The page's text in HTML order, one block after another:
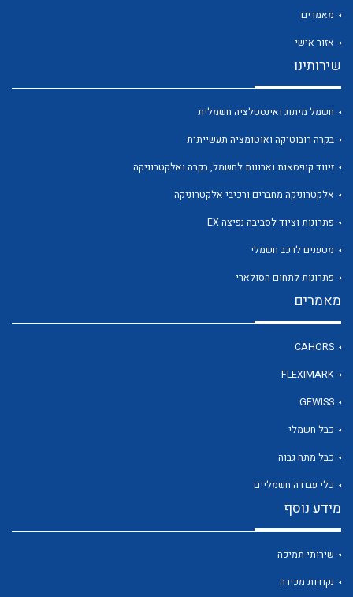
לכל מוצרי היצרן
לכל מוצרי היצרן
מאמרים
אזור אישי
שירותינו
חשמל מיתוג ואינסטלציה חשמלית
בקרה רובוטיקה ואוטומציה תעשייתית
זיווד קופסאות וארונות לחשמל, בקרה ואלקטרוניקה
אלקטרוניקה מחברים ורכיבי אלקטרוניקה
פתרונות וציוד לסביבה נפיצה EX
מטענים לרכב חשמלי
פתרונות לתחום הסולארי
מאמרים
CAHORS
FLEXIMARK
GEWISS
כבל חשמלי
כבל מתח גבוה
כלי עבודה חשמליים
מידע נוסף
שירותי תמיכה
נקודות מכירה